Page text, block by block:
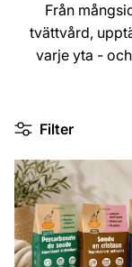
Från
tvättvård,
varje yta -
Filter